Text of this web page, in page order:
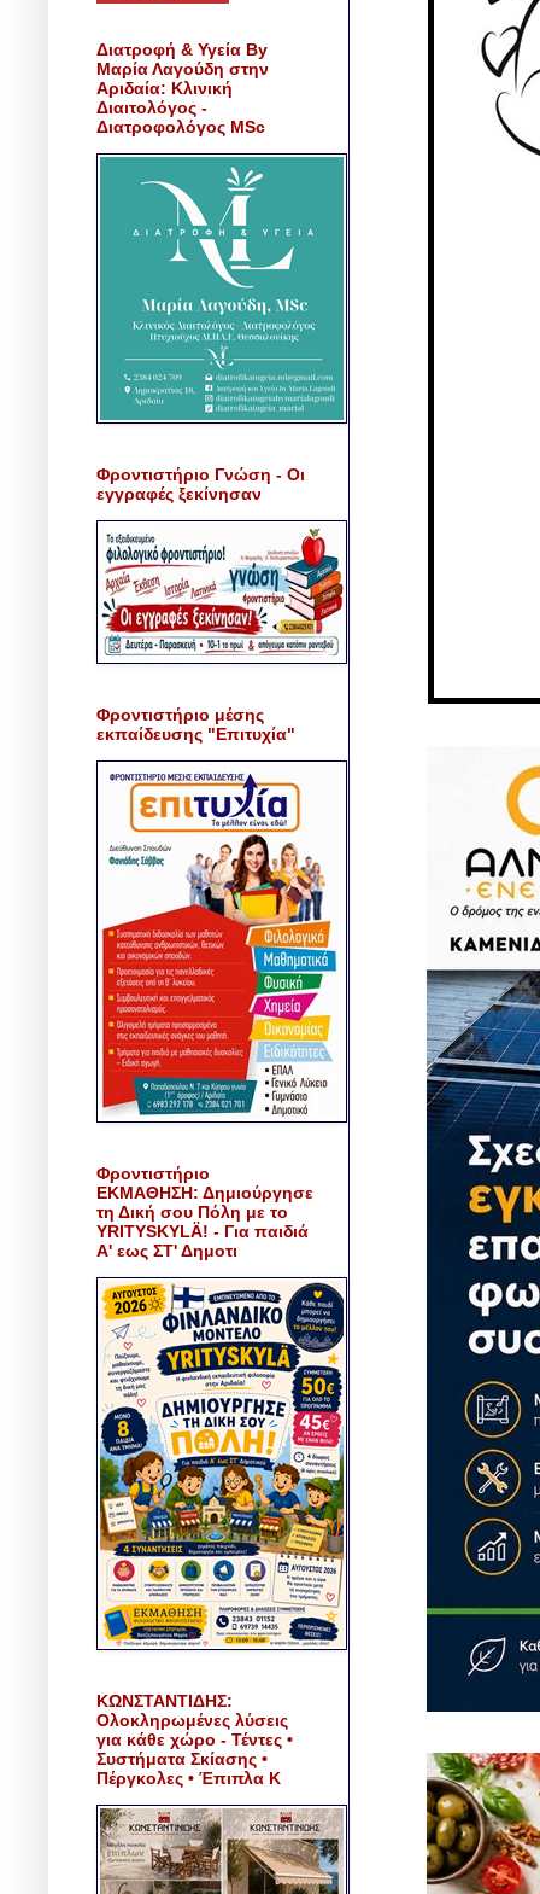
Διατροφή & Υγεία By
Μαρία Λαγούδη στην
Αριδαία: Κλινική
Διαιτολόγος -
Διατροφολόγος MSc
Φροντιστήριο Γνώση - Οι
εγγραφές ξεκίνησαν
Φροντιστήριο μέσης
εκπαίδευσης "Επιτυχία"
Φροντιστήριο
ΕΚΜΑΘΗΣΗ: Δημιούργησε
τη Δική σου Πόλη με το
YRITYSKYLÄ! - Για παιδιά
Α' εως ΣΤ' Δημοτι
ΚΩΝΣΤΑΝΤΙΔΗΣ:
Ολοκληρωμένες λύσεις
για κάθε χώρο - Τέντες •
Συστήματα Σκίασης •
Πέργκολες • Έπιπλα Κ